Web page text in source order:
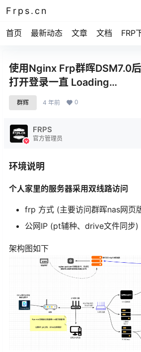
Frps.cn
首页 最新动态 文章 文档 FRP
使用Nginx Frp群晖DSM7.0
打开登录一直 Loading…
群辉 4 年前 0
FRPS
官方管理员
环境说明
个人家里的服务器采用双线路访问
frp 方式 (主要访问群晖nas网页
公网IP (pt辅种、drive文件同步)
架构图如下